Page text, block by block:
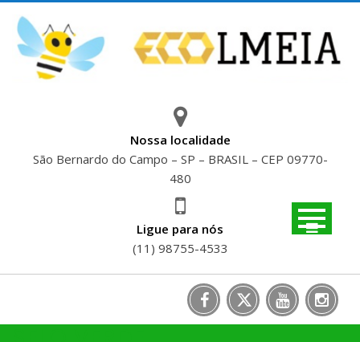
content
Nossa localidade
São Bernardo do Campo – SP – BRASIL – CEP 09770-
480
Ligue para nós
(11) 98755-4533